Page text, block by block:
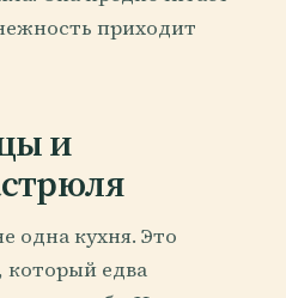
приходит
и
одна кухня. Это
который едва